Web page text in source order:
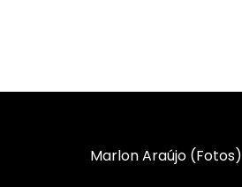
Marlon Araújo (Fotos)